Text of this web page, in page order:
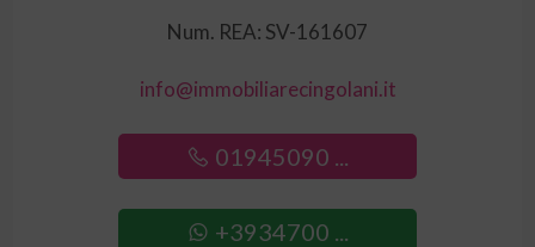
Num. REA: SV-161607
info@immobiliarecingolani.it
01945090 ...
+3934700 ...